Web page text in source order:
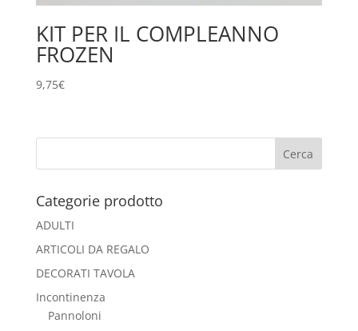
KIT PER IL COMPLEANNO
FROZEN
9,75€
Categorie prodotto
ADULTI
ARTICOLI DA REGALO
DECORATI TAVOLA
Incontinenza
Pannoloni